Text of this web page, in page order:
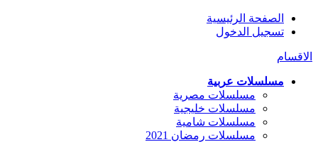
الصفحة الرئيسية
تسجيل الدخول
الاقسام
مسلسلات عربية
مسلسلات مصرية
مسلسلات خليجية
مسلسلات شامية
مسلسلات رمضان 2021